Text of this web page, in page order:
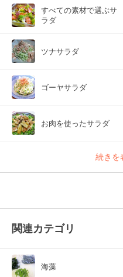
すべての素材で選ぶサ
ラダ
ツナサラダ
ゴーヤサラダ
お肉を使ったサラダ
続きを
関連カテゴリ
海藻